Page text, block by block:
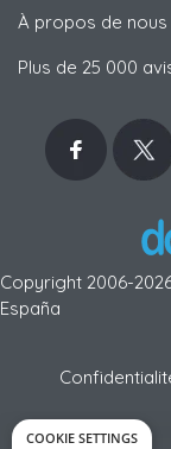
À propos de nous
Plus de 25 000
Copyright 2006-
España
COOKIE SETTINGS